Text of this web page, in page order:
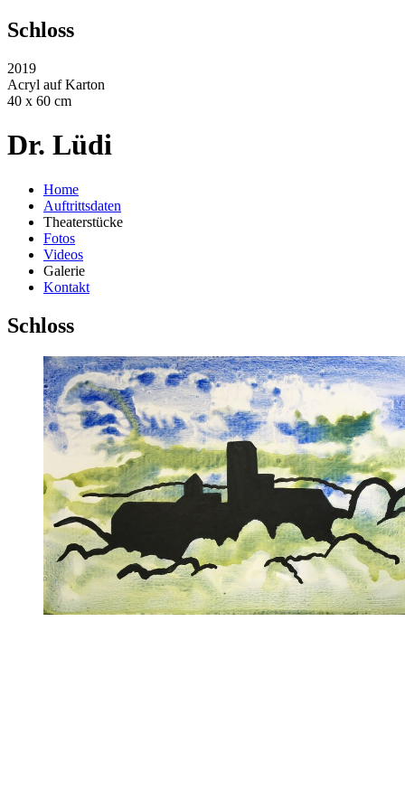
Schloss
2019
Acryl auf Karton
40 x 60 cm
Dr. Lüdi
Home
Auftrittsdaten
Theaterstücke
Fotos
Videos
Galerie
Kontakt
Schloss